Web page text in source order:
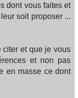
dont vous faites et
soit proposer ...
et que je vous
et non pas
en masse ce dont